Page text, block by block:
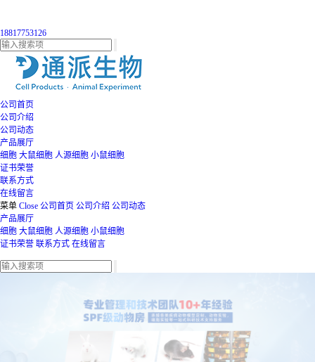
18817753126
公司首页
公司介绍
公司动态
产品展厅
细胞 大鼠细胞 人源细胞 小鼠细胞
证书荣誉
联系方式
在线留言
菜单 Close 公司首页 公司介绍 公司动态
产品展厅
细胞 大鼠细胞 人源细胞 小鼠细胞
证书荣誉 联系方式 在线留言